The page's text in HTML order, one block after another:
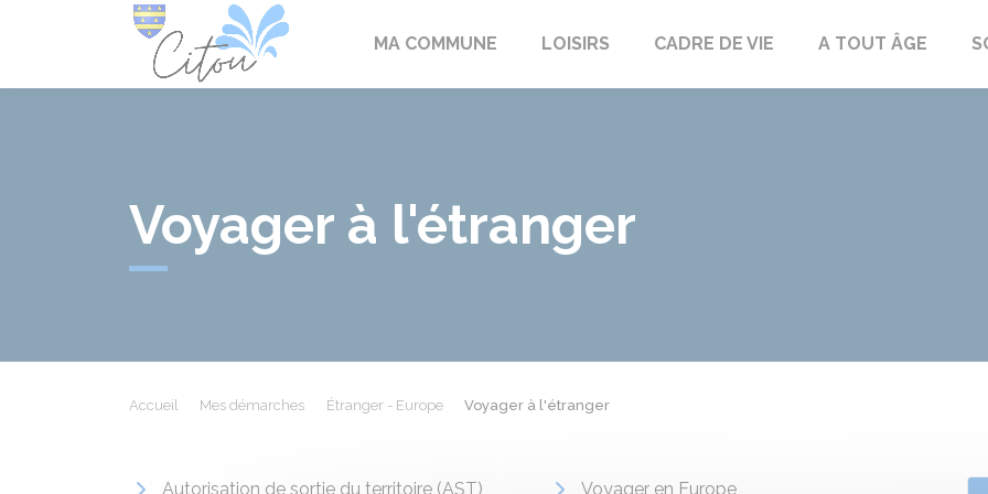
MA COMMUNE LOISIRS CADRE DE VIE A TOUT ÂGE
Voyager à l'étranger
Accueil Mes démarches Étranger - Europe Voyager à l'étranger
Autorisation de sortie du territoire (AST)
Voyager en Europe